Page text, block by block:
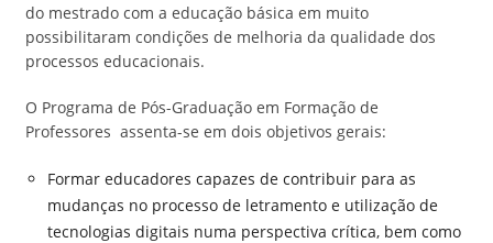
do mestrado com a educação básica em muito
possibilitaram condições de melhoria da qualidade dos
processos educacionais.
O Programa de Pós-Graduação em Formação de
Professores assenta-se em dois objetivos gerais:
Formar educadores capazes de contribuir para as
mudanças no processo de letramento e utilização de
tecnologias digitais numa perspectiva crítica, bem como